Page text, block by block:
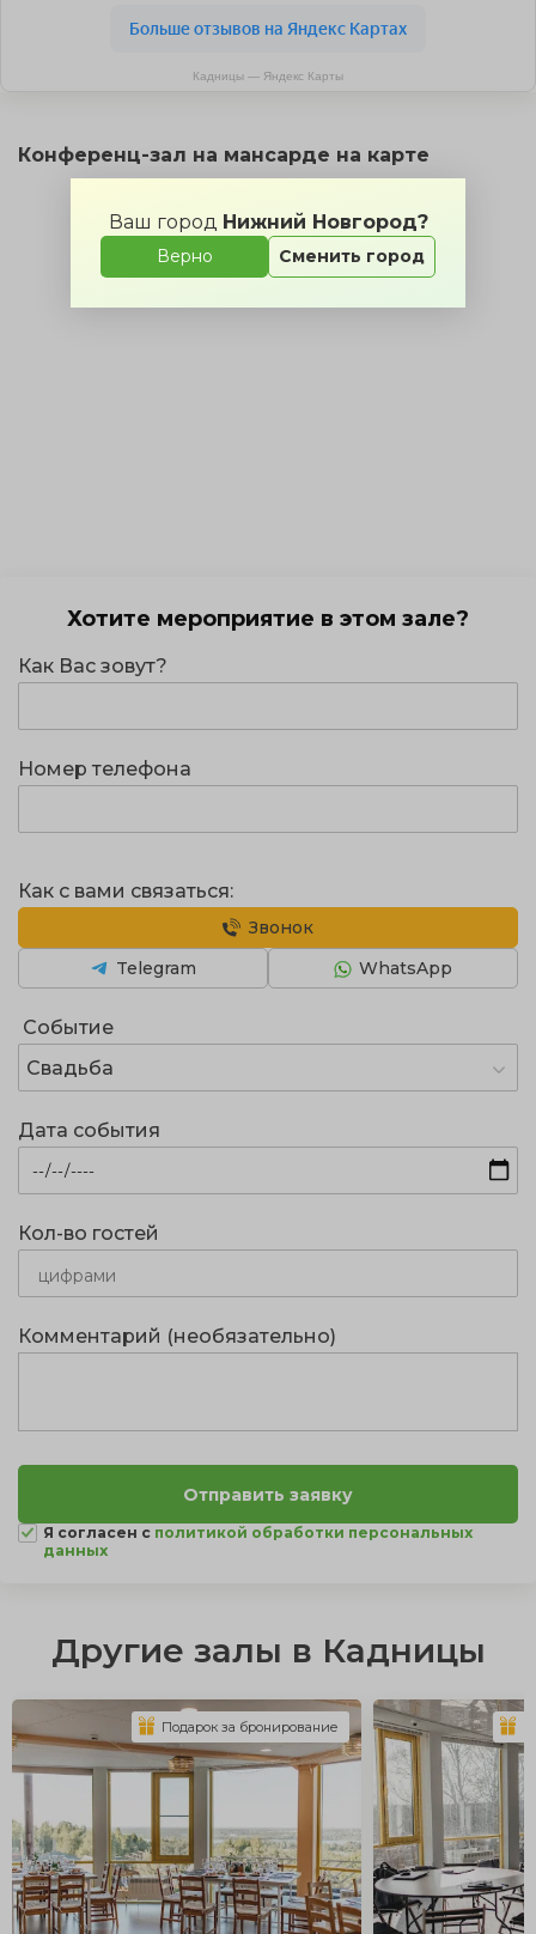
Ваш город Нижний Новгород?
Верно Сменить город
Кадницы — Яндекс Карты
Конференц-зал на мансарде на карте
Хотите мероприятие в этом зале?
Как Вас зовут?
Номер телефона
Событие
Свадьба
Дата события
Кол-во гостей
Как с вами связаться:
Звонок
WhatsApp
Telegram
Комментарий (необязательно)
Я согласен с политикой обработки персональных
данных
Другие залы в Кадницы
Подарок за бронирование